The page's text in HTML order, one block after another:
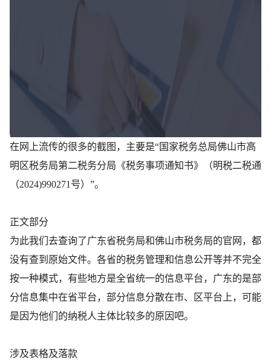
在网上流传的很多的截图，主要是“国家税务总局佛山市高
明区税务局第二税务分局《税务事项通知书》（明税二税通
（2024)990271号）”。
正文部分
为此我们去查询了广东省税务局和佛山市税务局的官网，都
没有查到原始文件。各省的税务管理和信息公开等并不完全
按一种模式，有些地方是全省统一的信息平台，广东的是部
分信息集中在省平台，部分信息分散在市、区平台上，可能
是因为他们的纳税人主体比较多的原因吧。
涉及表格及落款